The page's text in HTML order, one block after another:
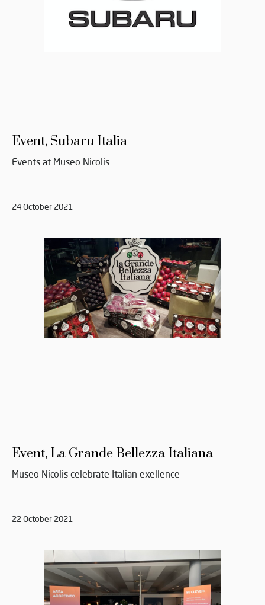
Event, Subaru Italia
Events at Museo Nicolis
24 October 2021
Event, La Grande Bellezza Italiana
Museo Nicolis celebrate Italian exellence
22 October 2021